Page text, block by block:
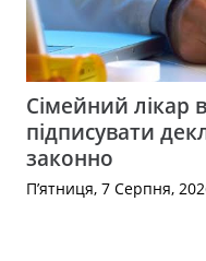
Сімейний лікар
підписувати
законно
П’ятниця, 7 Серпня,